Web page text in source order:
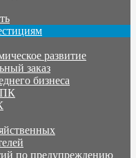
развитие
заказ
бизнеса
по предупреждению